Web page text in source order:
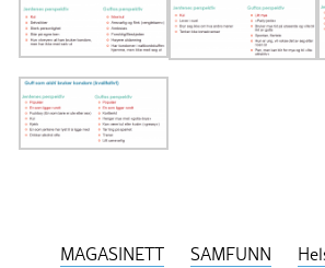
MAGASINETT SAMFUNN